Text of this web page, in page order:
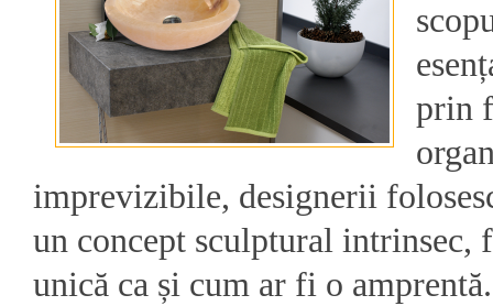
prin
imprevizibile, designerii
un concept sculptural intrinsec,
unică ca și cum ar fi o